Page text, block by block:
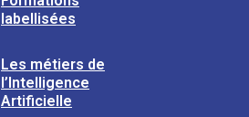
labellisées
Les métiers de
l’Intelligence
Artificielle